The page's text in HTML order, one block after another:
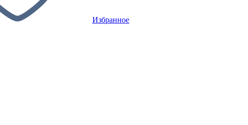
Избранное